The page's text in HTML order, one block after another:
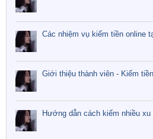
Các nhiệm vụ kiếm tiền online
Giới thiệu thành viên - Kiếm
Hướng dẫn cách kiếm nhiều